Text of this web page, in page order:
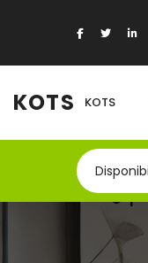
KOTS KOTS